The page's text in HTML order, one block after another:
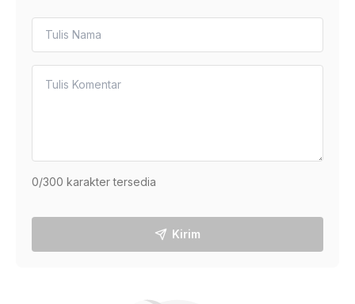
0/300 karakter tersedia
Kirim